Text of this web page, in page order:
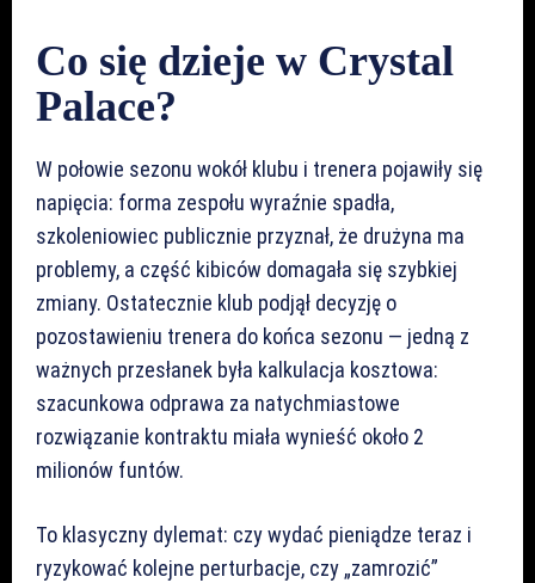
Co się dzieje w Crystal
Palace?
W połowie sezonu wokół klubu i trenera pojawiły się
napięcia: forma zespołu wyraźnie spadła,
szkoleniowiec publicznie przyznał, że drużyna ma
problemy, a część kibiców domagała się szybkiej
zmiany. Ostatecznie klub podjął decyzję o
pozostawieniu trenera do końca sezonu — jedną z
ważnych przesłanek była kalkulacja kosztowa:
szacunkowa odprawa za natychmiastowe
rozwiązanie kontraktu miała wynieść około 2
milionów funtów.
To klasyczny dylemat: czy wydać pieniądze teraz i
ryzykować kolejne perturbacje, czy „zamrozić”